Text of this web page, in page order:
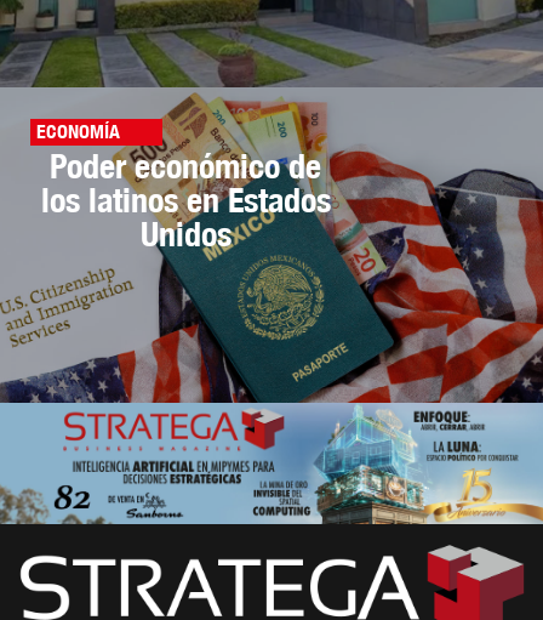
ECONOMÍA
Poder económico de
los latinos en Estados
Unidos